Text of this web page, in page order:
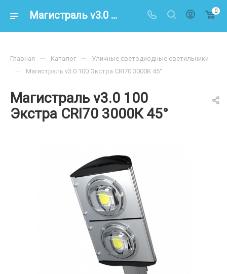
Магистраль v3.0 100 Экстра CRI70 3000К 45° – купить по цене 15800.00 в интернет-магазине energoresurs-spb.ru 0
Магистраль v3.0 100
Экстра CRI70 3000К 45°
Главная — Каталог — Уличные светодиодные светильники
— Магистраль v3.0 100 Экстра CRI70 3000К 45°